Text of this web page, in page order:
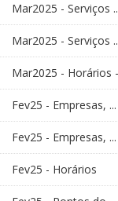
Mar2025 - Serviços
Mar2025 - Serviços
Mar2025 - Horários
Fev25 - Empresas, ...
Fev25 - Empresas, ...
Fev25 - Horários